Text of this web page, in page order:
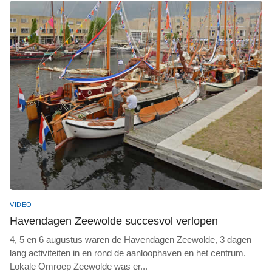
VIDEO
Havendagen Zeewolde succesvol verlopen
4, 5 en 6 augustus waren de Havendagen Zeewolde, 3 dagen
lang activiteiten in en rond de aanloophaven en het centrum.
Lokale Omroep Zeewolde was er...